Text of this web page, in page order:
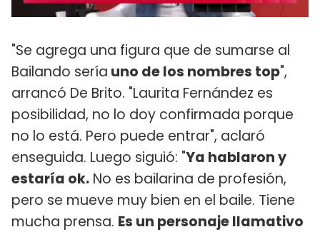
"Se agrega una figura que de sumarse al
Bailando sería uno de los nombres top",
arrancó De Brito. "Laurita Fernández es
posibilidad, no lo doy confirmada porque
no lo está. Pero puede entrar", aclaró
enseguida. Luego siguió: "Ya hablaron y
estaría ok. No es bailarina de profesión,
pero se mueve muy bien en el baile. Tiene
mucha prensa. Es un personaje llamativo